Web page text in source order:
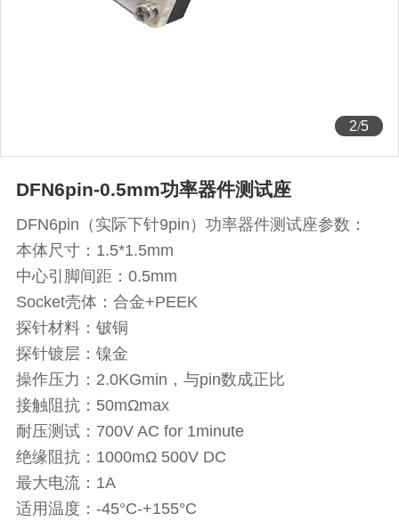
2/5
DFN6pin-0.5mm功率器件测试座
DFN6pin（实际下针9pin）功率器件测试座参数：
本体尺寸：1.5*1.5mm
中心引脚间距：0.5mm
Socket壳体：合金+PEEK
探针材料：铍铜
探针镀层：镍金
操作压力：2.0KGmin，与pin数成正比
接触阻抗：50mΩmax
耐压测试：700V AC for 1minute
绝缘阻抗：1000mΩ 500V DC
最大电流：1A
适用温度：-45°C-+155°C